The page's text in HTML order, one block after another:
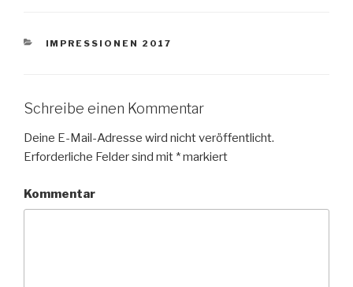
KATEGORIEN
IMPRESSIONEN 2017
Schreibe einen Kommentar
Deine E-Mail-Adresse wird nicht veröffentlicht.
Erforderliche Felder sind mit *markiert
Kommentar